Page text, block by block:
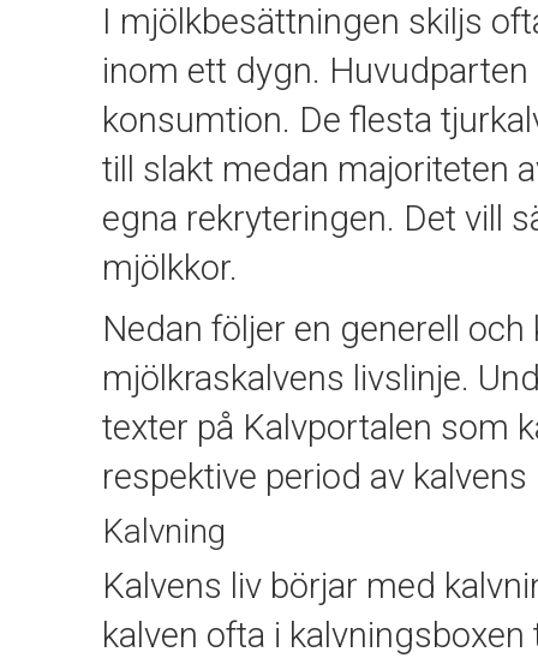
I mjölkbesättningen skiljs
inom ett dygn.
konsumtion. De flesta
till slakt medan majoriteten
egna rekryteringen. Det vill
mjölkkor.
Nedan följer en generell
mjölkraskalvens livslinje.
texter på Kalvportalen som
respektive period av kalvens
Kalvning
Kalvens liv börjar med
kalven ofta i